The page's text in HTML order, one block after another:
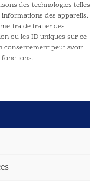
des technologies telles
des appareils.
de traiter des
ou les ID uniques sur ce
consentement peut avoir
fonctions.
de
tous droits réservés |